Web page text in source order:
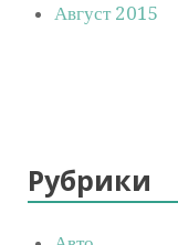
Август 2015
Рубрики